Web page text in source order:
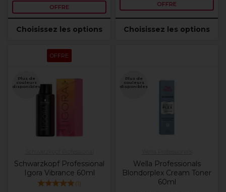
OFFRE
Choisissez les options
OFFRE
Choisissez les options
OFFRE
Plus de
couleurs
disponibles
Schwarzkopf Professional
Igora Vibrance 60ml
(1)
Plus de
couleurs
disponibles
Wella Professionals
Blondorplex Cream Toner
60ml